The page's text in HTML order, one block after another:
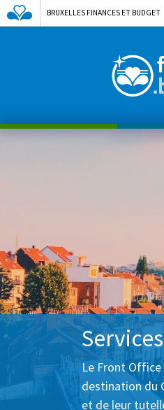
BRUXELLES FINANCES ET BUDGET
Le Front
destination du
et de leur